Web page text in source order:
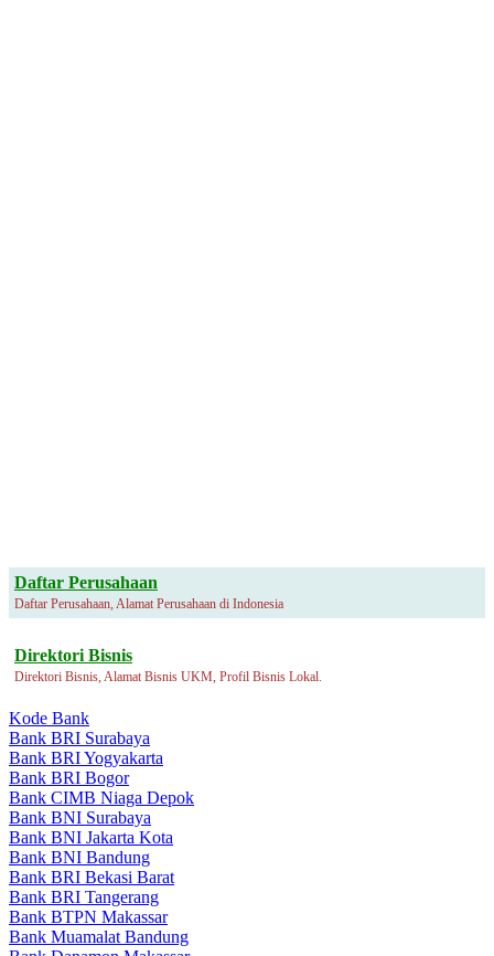
Daftar Perusahaan
Daftar Perusahaan, Alamat Perusahaan di Indonesia
Direktori Bisnis
Direktori Bisnis, Alamat Bisnis UKM, Profil Bisnis Lokal.
Kode Bank
Bank BRI Surabaya
Bank BRI Yogyakarta
Bank BRI Bogor
Bank CIMB Niaga Depok
Bank BNI Surabaya
Bank BNI Jakarta Kota
Bank BNI Bandung
Bank BRI Bekasi Barat
Bank BRI Tangerang
Bank BTPN Makassar
Bank Muamalat Bandung